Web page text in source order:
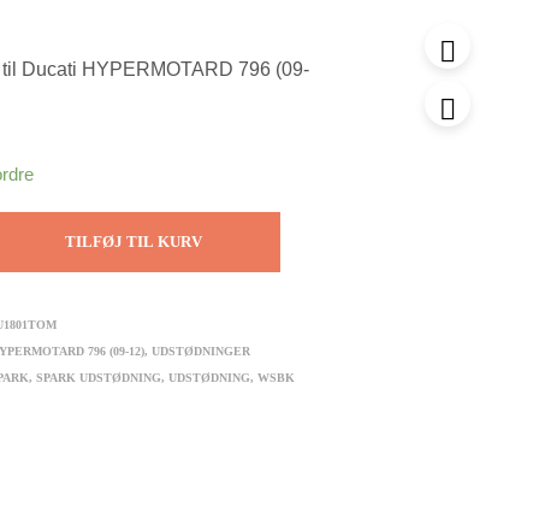
Ducati HYPERMOTARD 796 (09-
TILFØJ TIL KURV
796 (09-12),UDSTØDNINGER
,SPARK UDSTØDNING,UDSTØDNING,WSBK